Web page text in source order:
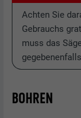
Achten Sie
Gebrauchs
muss das
BOHREN